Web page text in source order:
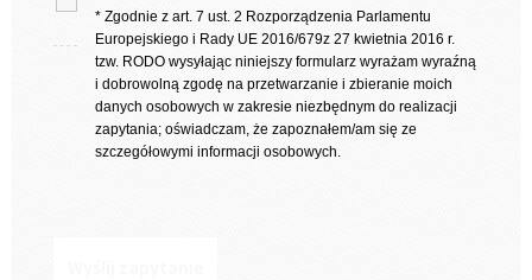
* Zgodnie z art. 7 ust. 2 Rozporządzenia Parlamentu
Europejskiego i Rady UE 2016/679z 27 kwietnia 2016 r.
tzw. RODO wysyłając niniejszy formularz wyrażam wyraźną
i dobrowolną zgodę na przetwarzanie i zbieranie moich
danych osobowych w zakresie niezbędnym do realizacji
zapytania; oświadczam, że zapoznałem/am się ze
szczegółowymi informacji osobowych.